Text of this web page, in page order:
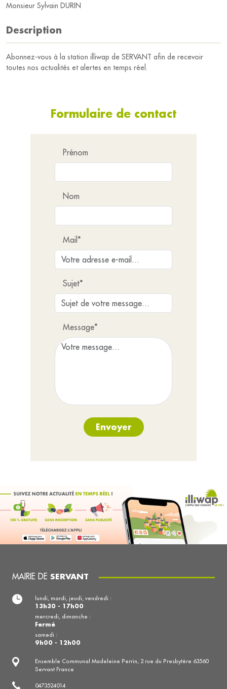
Monsieur Sylvain DURIN
Description
Abonnez-vous à la station illiwap de SERVANT afin de recevoir
toutes nos actualités et alertes en temps réel.
Formulaire de contact
Prénom
Nom
Mail*
Sujet*
Message*
Envoyer
MAIRIE DE SERVANT
Ensemble Communal Madeleine Perrin, 2 rue du Presbytère 63560
Servant France
0473524014
lundi, mardi, jeudi, vendredi :
13h30 - 17h00
mercredi, dimanche :
Fermé
samedi :
9h00 - 12h00